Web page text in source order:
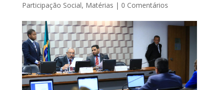
Participação Social, Matérias | 0 Comentários